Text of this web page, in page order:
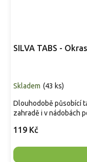
SILVA TABS -
Skladem (43 ks)
119 Kč
Dlouhodobě působící
zahradě i v nádobách